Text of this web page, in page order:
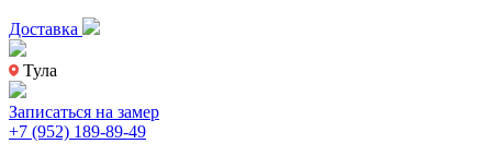
Доставка
Тула
Записаться на замер
+7 (952) 189-89-49